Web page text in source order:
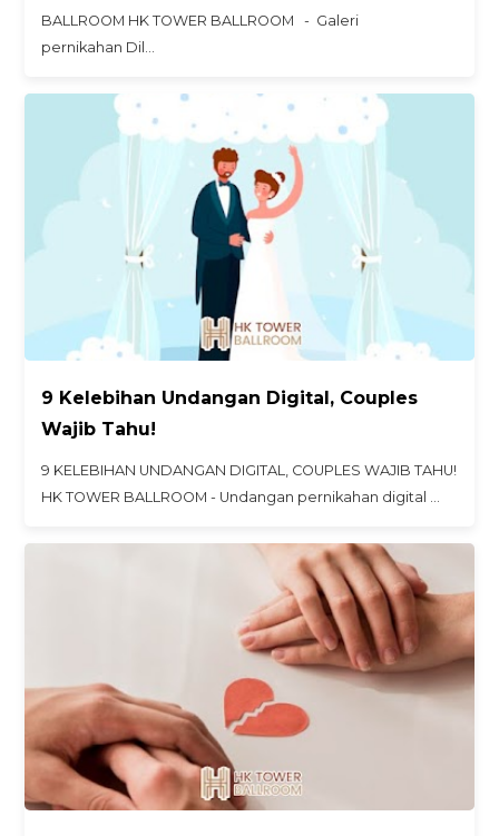
BALLROOM HK TOWER BALLROOM - Galeri
pernikahan Dil…
9 Kelebihan Undangan Digital, Couples
Wajib Tahu!
9 KELEBIHAN UNDANGAN DIGITAL, COUPLES WAJIB TAHU!
HK TOWER BALLROOM - Undangan pernikahan digital …